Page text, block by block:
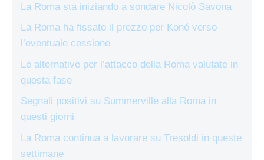
La Roma sta iniziando a sondare Nicolò Savona
La Roma ha fissato il prezzo per Koné verso
l’eventuale cessione
Le alternative per l’attacco della Roma valutate in
questa fase
Segnali positivi su Summerville alla Roma in
questi giorni
La Roma continua a lavorare su Tresoldi in queste
settimane